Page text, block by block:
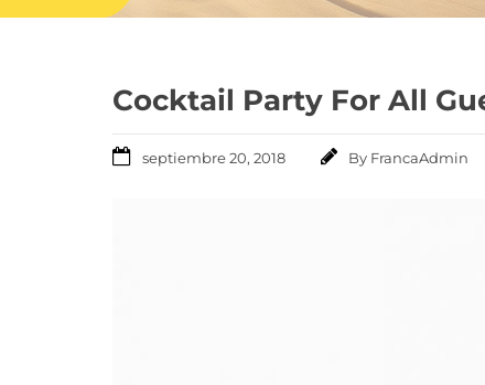
Cocktail Party For All
septiembre 20, 2018 By FrancaAdmin